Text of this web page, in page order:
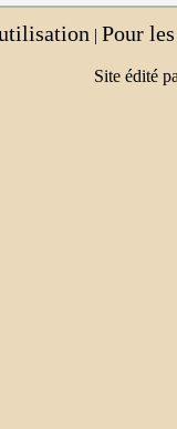
| Pour
Site édité